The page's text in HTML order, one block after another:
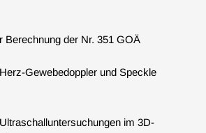
Berechnung der Nr. 351 GOÄ
Gewebedoppler und Speckle
im 3D-